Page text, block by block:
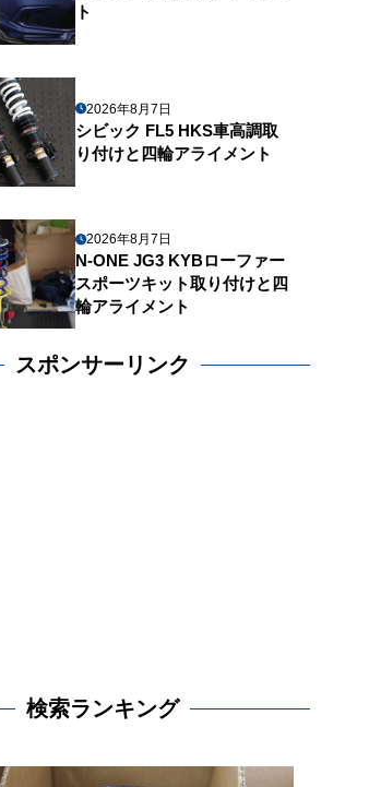
ト
2026年8月7日
シビック FL5 HKS車高調取
り付けと四輪アライメント
2026年8月7日
N-ONE JG3 KYBローファー
スポーツキット取り付けと四
輪アライメント
スポンサーリンク
検索ランキング